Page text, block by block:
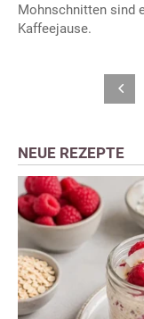
Mohnschnitten sind
Kaffeejause.
NEUE REZEPTE